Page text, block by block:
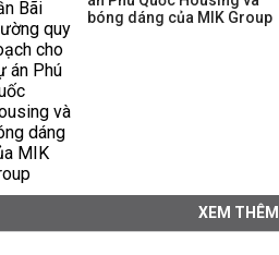
bóng dáng của MIK Group
XEM THÊM